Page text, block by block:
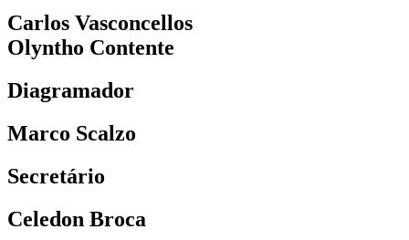
Carlos Vasconcellos
Olyntho Contente
Diagramador
Marco Scalzo
Secretário
Celedon Broca